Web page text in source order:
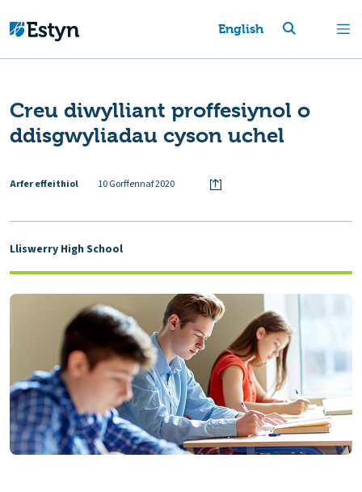
English
Creu diwylliant proffesiynol o
ddisgwyliadau cyson uchel
Arfer effeithiol 10 Gorffennaf 2020
Lliswerry High School